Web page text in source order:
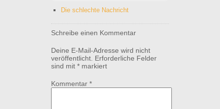
Die schlechte Nachricht
Schreibe einen Kommentar
Deine E-Mail-Adresse wird nicht
veröffentlicht. Erforderliche Felder
sind mit * markiert
Kommentar *